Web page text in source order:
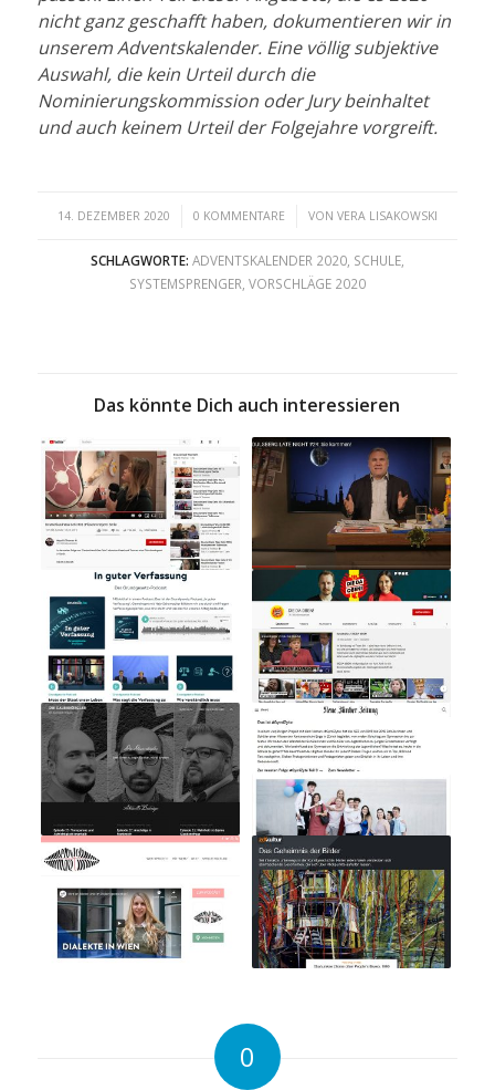
nicht ganz geschafft haben, dokumentieren wir in
unserem Adventskalender. Eine völlig subjektive
Auswahl, die kein Urteil durch die
Nominierungskommission oder Jury beinhaltet
und auch keinem Urteil der Folgejahre vorgreift.
14. DEZEMBER 2020
/ 0 KOMMENTARE
/ VON VERA LISAKOWSKI
SCHLAGWORTE: ADVENTSKALENDER 2020, SCHULE,
SYSTEMSPRENGER VORSCHLÄGE 2020
Das könnte Dich auch interessieren
0